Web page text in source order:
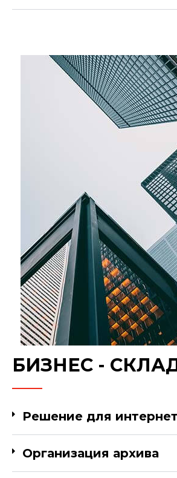
БИЗНЕС -
Решение для
Организация архива